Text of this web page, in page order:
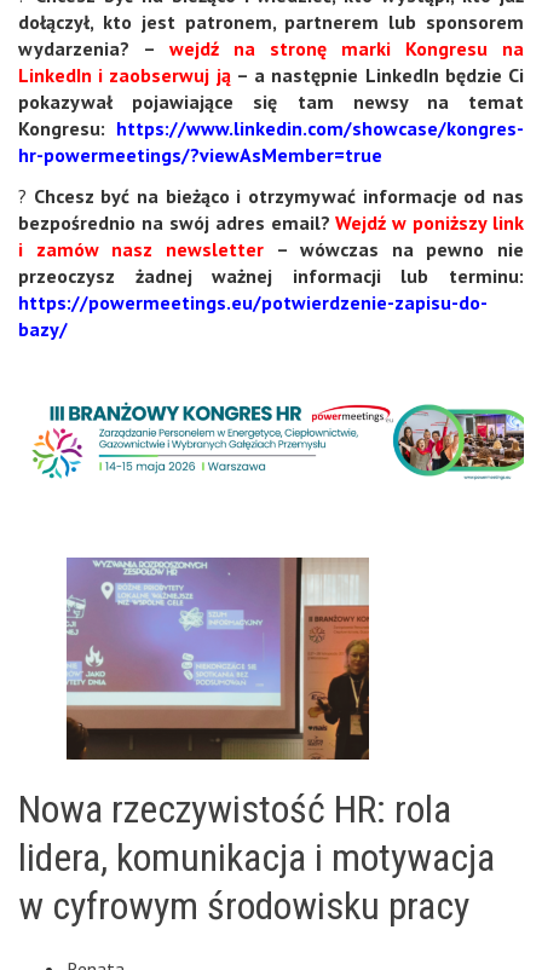
dołączył, kto jest patronem, partnerem lub sponsorem
wydarzenia? – wejdź na stronę marki Kongresu na
LinkedIn i zaobserwuj ją – a następnie LinkedIn będzie Ci
pokazywał pojawiające się tam newsy na temat
Kongresu: https://www.linkedin.com/showcase/kongres-
hr-powermeetings/?viewAsMember=true
? Chcesz być na bieżąco i otrzymywać informacje od nas
bezpośrednio na swój adres email?Wejdź w poniższy link
i zamów nasz newsletter– wówczas na pewno nie
przeoczysz żadnej ważnej informacji lub terminu:
https://powermeetings.eu/potwierdzenie-zapisu-do-
bazy/
Nowa rzeczywistość HR: rola
lidera, komunikacja i motywacja
w cyfrowym środowisku pracy